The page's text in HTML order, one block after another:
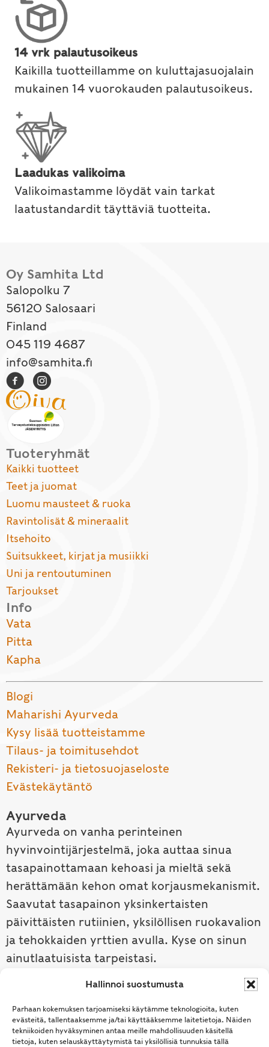
Hallinnoi suostumusta
Parhaan kokemuksen tarjoamiseksi käytämme teknologioita, kuten
evästeitä, tallentaaksemme ja/tai käyttääksemme laitetietoja. Näiden
tekniikoiden hyväksyminen antaa meille mahdollisuuden käsitellä
tietoja, kuten selauskäyttäytymistä tai yksilöllisiä tunnuksia tällä
14 vrk palautusoikeus
Kaikilla tuotteillamme on kuluttajasuojalain
mukainen 14 vuorokauden palautusoikeus.
Laadukas valikoima
Valikoimastamme löydät vain tarkat
laatustandardit täyttäviä tuotteita.
Oy Samhita Ltd
Salopolku 7
56120 Salosaari
Finland
045 119 4687
info@samhita.fi
Tuoteryhmät
Kaikki tuotteet
Teet ja juomat
Luomu mausteet & ruoka
Ravintolisät & mineraalit
Itsehoito
Suitsukkeet, kirjat ja musiikki
Uni ja rentoutuminen
Tarjoukset
Info
Vata
Pitta
Kapha
Blogi
Maharishi Ayurveda
Kysy lisää tuotteistamme
Tilaus- ja toimitusehdot
Rekisteri- ja tietosuojaseloste
Evästekäytäntö
Ayurveda
Ayurveda on vanha perinteinen
hyvinvointijärjestelmä, joka auttaa sinua
tasapainottamaan kehoasi ja mieltä sekä
herättämään kehon omat korjausmekanismit.
Saavutat tasapainon yksinkertaisten
päivittäisten rutiinien, yksilöllisen ruokavalion
ja tehokkaiden yrttien avulla. Kyse on sinun
ainutlaatuisista tarpeistasi.
Tutustu ayurvedaan →